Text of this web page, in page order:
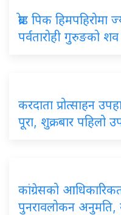
ब्रोड पिक हिमपहिरोमा
पर्वतारोही गुरुङको
करदाता प्रोत्साहन
पूरा, शुक्रबार पहिलो
कांग्रेसको
पुनरावलोकन अनुमति,